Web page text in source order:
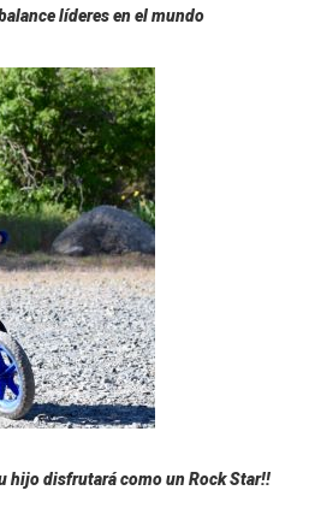
líderes en el mundo
hijo disfrutará como un Rock Star!!